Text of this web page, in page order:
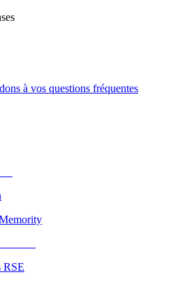
à vos questions fréquentes
RSE